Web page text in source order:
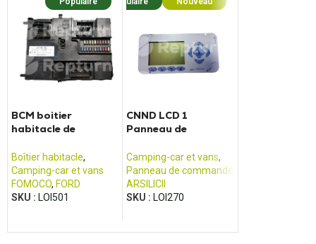
BCM boitier
habitacle de
Transit (2013 -
2017)
Boîtier habitacle,
Camping-car et vans
FOMOCO, FORD
SKU : LOI501
CNND LCD 1
Panneau de
Camping-car et vans,
Panneau de commande
ARSILICII
SKU : LOI270